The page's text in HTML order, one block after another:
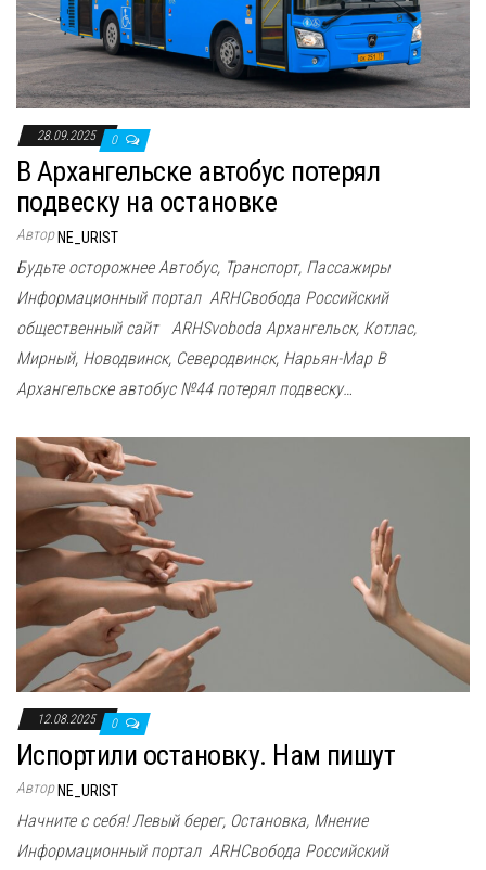
28.09.2025 0
В Архангельске автобус потерял
подвеску на остановке
Автор NE_URIST
Будьте осторожнее Автобус, Транспорт, Пассажиры
Информационный портал ARHСвобода Российский
общественный сайт ARHSvoboda Архангельск, Котлас,
Мирный, Новодвинск, Северодвинск, Нарьян-Мар В
Архангельске автобус №44 потерял подвеску…
12.08.2025 0
Испортили остановку. Нам пишут
Автор NE_URIST
Начните с себя! Левый берег, Остановка, Мнение
Информационный портал ARHСвобода Российский